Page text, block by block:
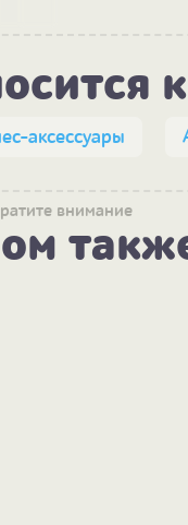
аксессуары
внимание